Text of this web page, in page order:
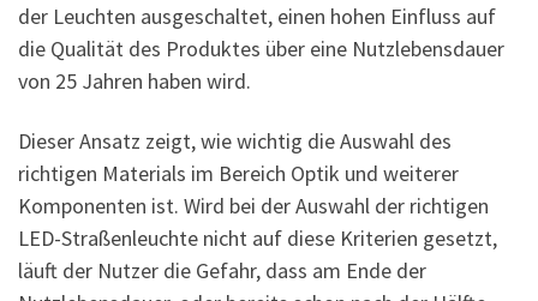
der Leuchten ausgeschaltet, einen hohen Einfluss auf
die Qualität des Produktes über eine Nutzlebensdauer
von 25 Jahren haben wird.
Dieser Ansatz zeigt, wie wichtig die Auswahl des
richtigen Materials im Bereich Optik und weiterer
Komponenten ist. Wird bei der Auswahl der richtigen
LED-Straßenleuchte nicht auf diese Kriterien gesetzt,
läuft der Nutzer die Gefahr, dass am Ende der